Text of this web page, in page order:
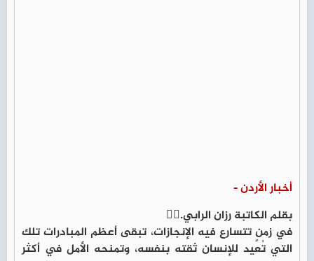
أخبار الأردن -
بقلم الكاتبة رزان الرابي.✍🏻
في زمنٍ تتسارع فيه الإنجازات، تبقى أعظم المبادرات تلك
التي تُعيد للإنسان ثقته بنفسه، وتمنحه الأمل في أكثر